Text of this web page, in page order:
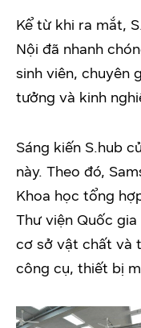
Kể từ khi ra mắt,
Nội đã nhanh
sinh viên, chuyên
tưởng và kinh
Sáng kiến S.hub
này. Theo đó,
Khoa học tổng
Thư viện Quốc
cơ sở vật chất và
công cụ, thiết bị